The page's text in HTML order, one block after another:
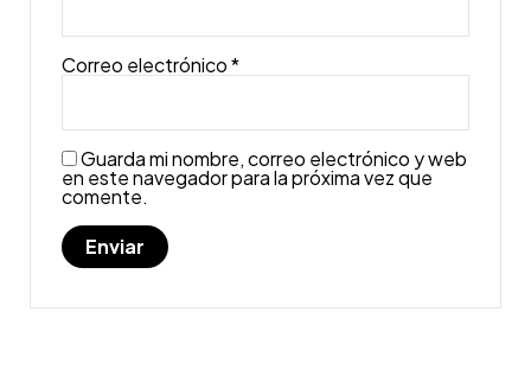
Correo electrónico*
Guarda mi nombre, correo electrónico y web
en este navegador para la próxima vez que
comente.